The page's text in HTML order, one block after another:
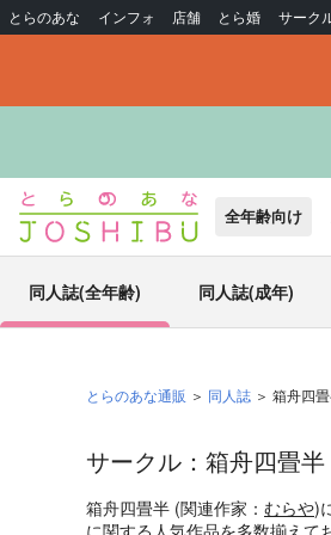
とらのあな インフォ 店舗 とら婚 サーク
全年齢向け
同人誌(全年齢) 同人誌(成年)
とらのあな通販 同人誌 箱舟四
サークル：箱舟四畳
箱舟四畳半 (関連作家： むらや)
に関する人気作品を多数揃えて